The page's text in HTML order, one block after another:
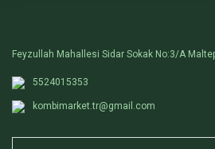
Feyzullah Mahallesi Sidar Sokak No:3/A
5524015353
kombimarket.tr@gmail.com